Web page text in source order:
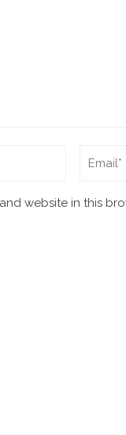
website in this